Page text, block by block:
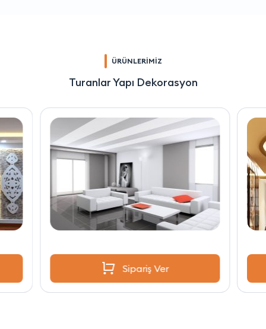
ÜRÜNLERİMİZ
Turanlar Yapı Dekorasyon
Sipariş Ver